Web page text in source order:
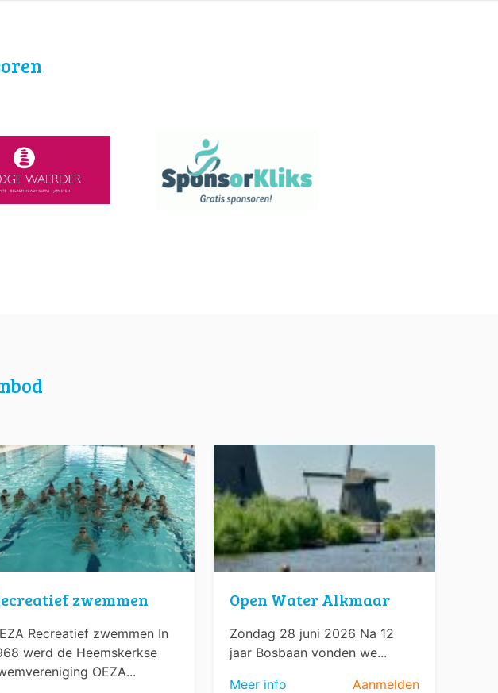
zwemmen
Recreatief zwemmen In
werd de Heemskerkse
OEZA...
Open Water Alkmaar
Zondag 28 juni 2026 Na 12
jaar Bosbaan vonden we...
Meer info
Aanmelden